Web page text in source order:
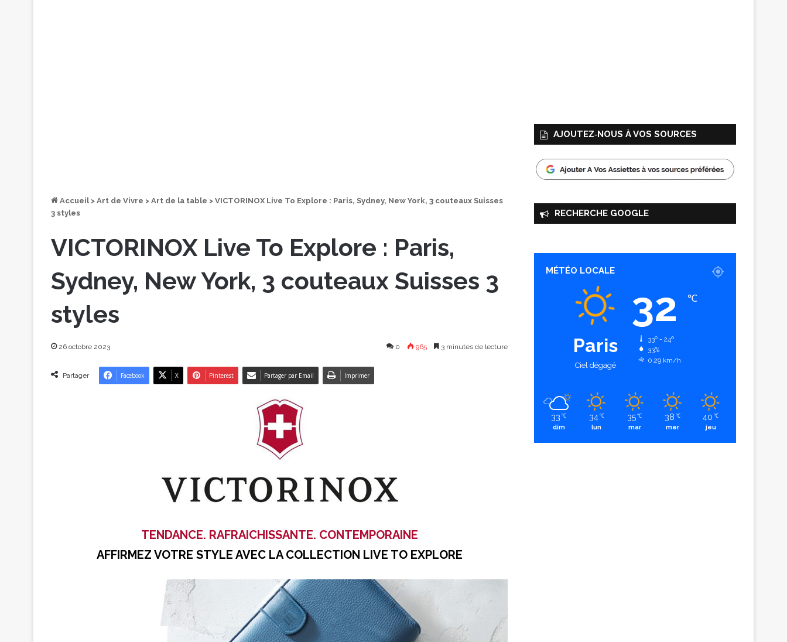
Accueil > Art de Vivre > Art de la table > VICTORINOX Live To Explore : Paris, Sydney, New York, 3 couteaux Suisses
3 styles
VICTORINOX Live To Explore : Paris,
Sydney, New York, 3 couteaux Suisses 3
styles
26 octobre 2023 0 965 3 minutes de lecture
Partager Facebook X Pinterest Partager par Email Imprimer
TENDANCE. RAFRAICHISSANTE. CONTEMPORAINE
AFFIRMEZ VOTRE STYLE AVEC LA COLLECTION LIVE TO EXPLORE
AJOUTEZ‑NOUS À VOS SOURCES
RECHERCHE GOOGLE
MÉTÉO LOCALE
Paris
Ciel dégagé
32 ℃
33º - 24º
33%
0.29 km/h
33 ℃
dim
34 ℃
lun
35 ℃
mar
38 ℃
mer
40 ℃
jeu